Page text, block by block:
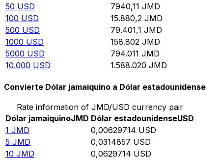
50 USD 7940,11 JMD
100 USD 15.880,2 JMD
500 USD 79.401,1 JMD
1000 USD 158.802 JMD
5000 USD 794.011 JMD
10.000 USD 1.588.020 JMD
Convierte Dólar jamaiquino a Dólar estadounidense
Rate information of JMD/USD currency pair
Dólar jamaiquinoJMD Dólar estadounidenseUSD
1 JMD 0,00629714 USD
5 JMD 0,0314857 USD
10 JMD 0,0629714 USD